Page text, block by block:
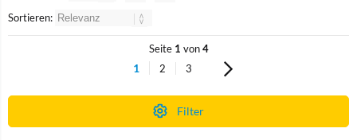
Sortieren:
Seite 1 von4
1 2 3
Filter